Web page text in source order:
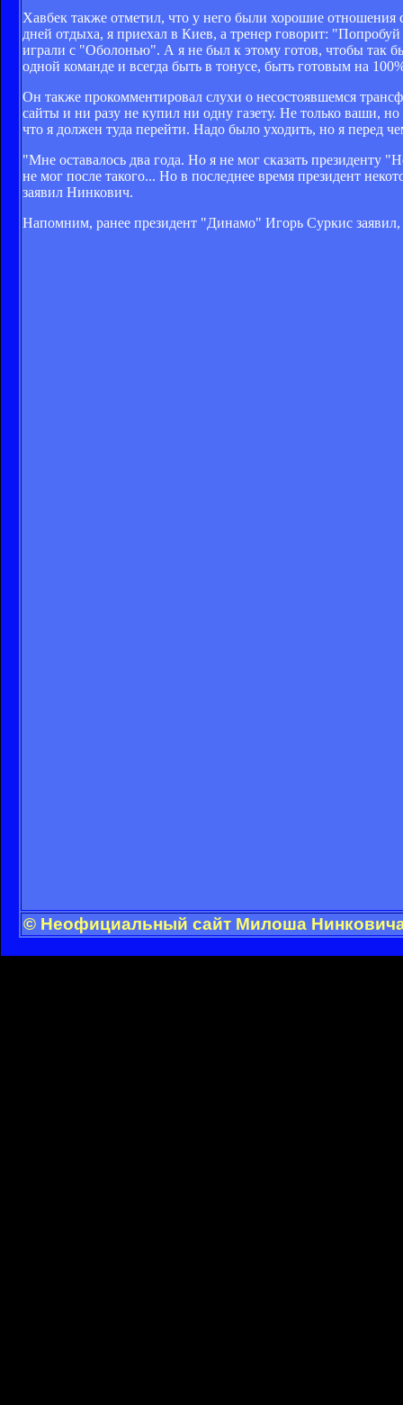
Хавбек также отметил, что у него были хорошие
дней отдыха, я приехал в Киев, а тренер говорит:
играли с "Оболонью". А я не был к этому готов, чтобы так
одной команде и всегда быть в тонусе, быть готовым на
Он также прокомментировал слухи о несостоявшемся
сайты и ни разу не купил ни одну газету. Не только ваши,
что я должен туда перейти. Надо было уходить, но я перед
"Мне оставалось два года. Но я не мог сказать
не мог после такого... Но в последнее время президент
заявил Нинкович.
Напомним, ранее президент "Динамо" Игорь Суркис
© Неофициальный сайт Милоша Нинковича